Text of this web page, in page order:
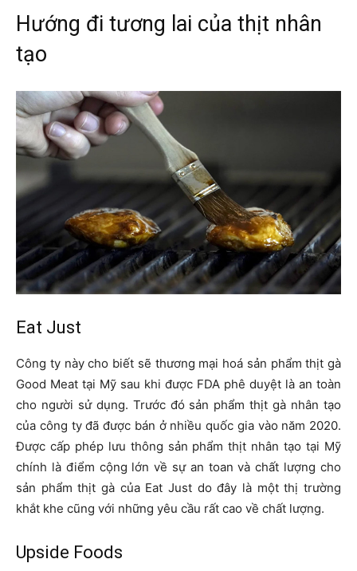
Hướng đi tương lai của thịt nhân
tạo
Eat Just
Công ty này cho biết sẽ thương mại hoá sản phẩm thịt gà
Good Meat tại Mỹ sau khi được FDA phê duyệt là an toàn
cho người sử dụng. Trước đó sản phẩm thịt gà nhân tạo
của công ty đã được bán ở nhiều quốc gia vào năm 2020.
Được cấp phép lưu thông sản phẩm thịt nhân tạo tại Mỹ
chính là điểm cộng lớn về sự an toan và chất lượng cho
sản phẩm thịt gà của Eat Just do đây là một thị trường
khắt khe cũng với những yêu cầu rất cao về chất lượng.
Upside Foods